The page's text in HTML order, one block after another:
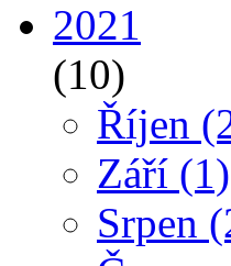
2021
(10)
Říjen
Září (1)
Srpen